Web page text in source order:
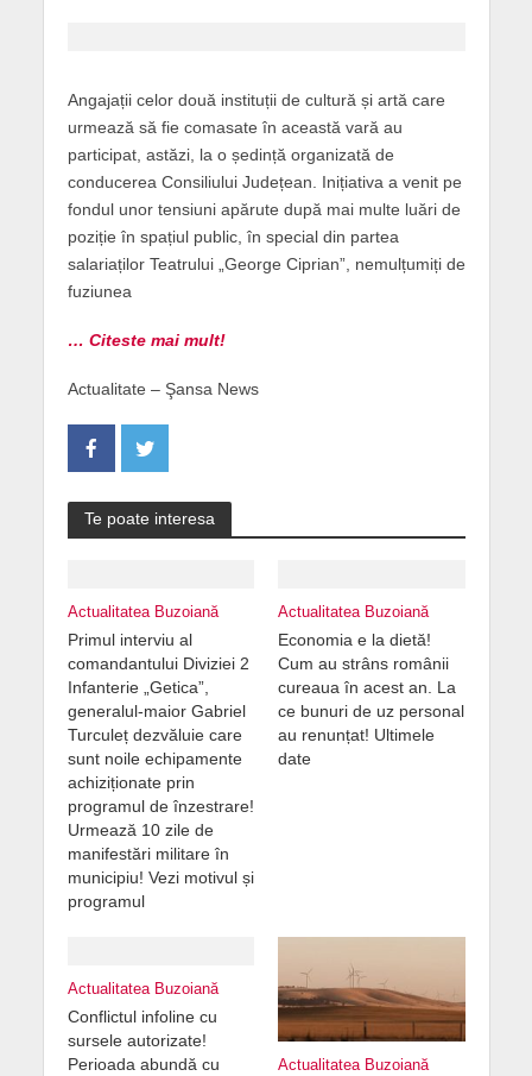
Angajații celor două instituții de cultură și artă care
urmează să fie comasate în această vară au
participat, astăzi, la o ședință organizată de
conducerea Consiliului Județean. Inițiativa a venit pe
fondul unor tensiuni apărute după mai multe luări de
poziție în spațiul public, în special din partea
salariaților Teatrului „George Ciprian”, nemulțumiți de
fuziunea
… Citeste mai mult!
Actualitate – Şansa News
Te poate interesa
Actualitatea Buzoiană
Primul interviu al
comandantului Diviziei 2
Infanterie „Getica”,
generalul-maior Gabriel
Turculeț dezvăluie care
sunt noile echipamente
achiziționate prin
programul de înzestrare!
Urmează 10 zile de
manifestări militare în
municipiu! Vezi motivul și
programul
Actualitatea Buzoiană
Economia e la dietă!
Cum au strâns românii
cureaua în acest an. La
ce bunuri de uz personal
au renunțat! Ultimele
date
Actualitatea Buzoiană
Conflictul infoline cu
sursele autorizate!
Perioada abundă cu
Actualitatea Buzoiană